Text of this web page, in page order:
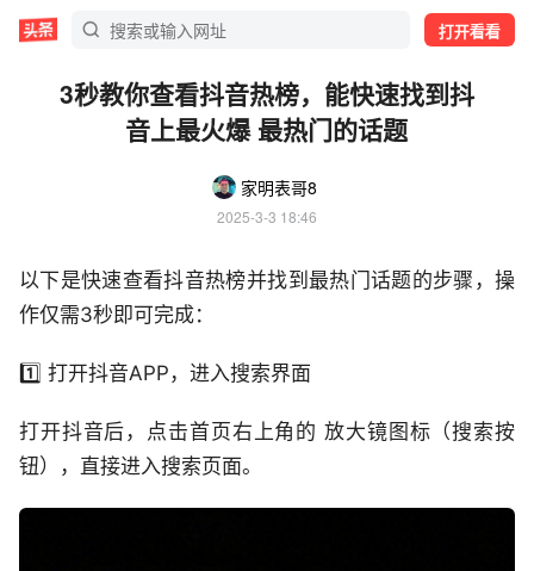
打开看看
3秒教你查看抖音热榜，能快速找到抖
音上最火爆 最热门的话题
家明表哥8
2025-3-3 18:46
以下是快速查看抖音热榜并找到最热门话题的步骤，操
作仅需3秒即可完成：
1️⃣ 打开抖音APP，进入搜索界面
打开抖音后，点击首页右上角的 放大镜图标（搜索按
钮），直接进入搜索页面。